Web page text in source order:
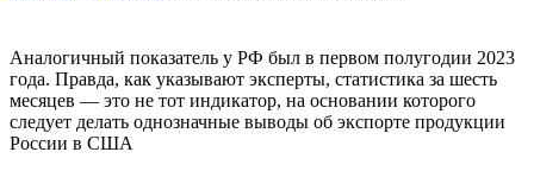
Аналогичный показатель у РФ был в первом полугодии 2023
года. Правда, как указывают эксперты, статистика за шесть
месяцев — это не тот индикатор, на основании которого
следует делать однозначные выводы об экспорте продукции
России в США